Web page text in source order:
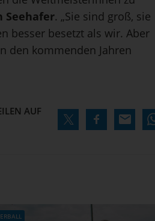
Seehafer. „Sie sind groß, sie
besser besetzt als wir. Aber
den kommenden Jahren
AUF